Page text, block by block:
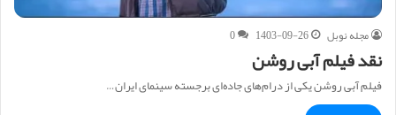
مجله نوبل 1403-09-26
0
نقد فیلم آبی روشن
فیلم آبی روشن یکی از درام‌های جاده‌ای برجسته سینمای ایران…